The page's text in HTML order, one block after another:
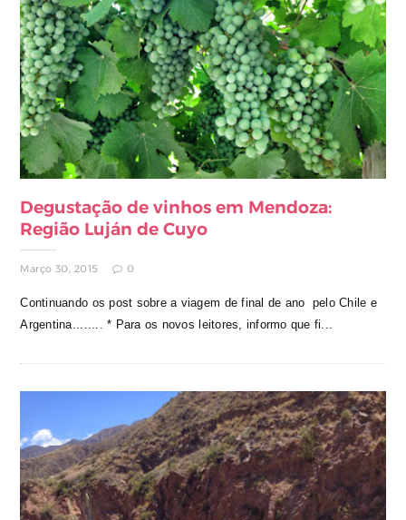
Degustação de vinhos em Mendoza:
Região Luján de Cuyo
Março 30, 2015 0
Continuando os post sobre a viagem de final de ano pelo Chile e
Argentina........ * Para os novos leitores, informo que fi...